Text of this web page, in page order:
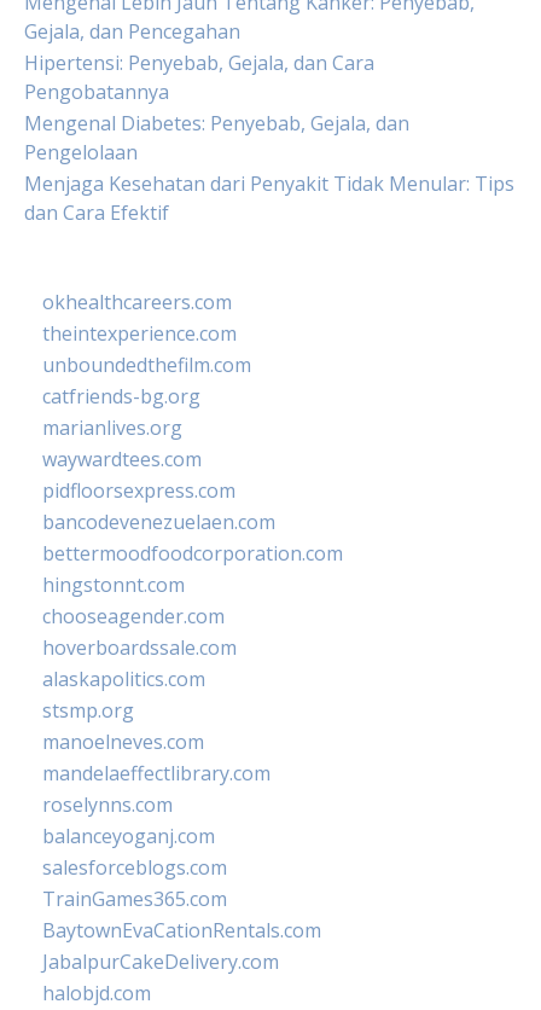
Gejala, dan Pencegahan
Hipertensi: Penyebab, Gejala, dan Cara
Pengobatannya
Mengenal Diabetes: Penyebab, Gejala, dan
Pengelolaan
Menjaga Kesehatan dari Penyakit Tidak Menular: Tips
dan Cara Efektif
okhealthcareers.com
theintexperience.com
unboundedthefilm.com
catfriends-bg.org
marianlives.org
waywardtees.com
pidfloorsexpress.com
bancodevenezuelaen.com
bettermoodfoodcorporation.com
hingstonnt.com
chooseagender.com
hoverboardssale.com
alaskapolitics.com
stsmp.org
manoelneves.com
mandelaeffectlibrary.com
roselynns.com
balanceyoganj.com
salesforceblogs.com
TrainGames365.com
BaytownEvaCationRentals.com
JabalpurCakeDelivery.com
halobjd.com